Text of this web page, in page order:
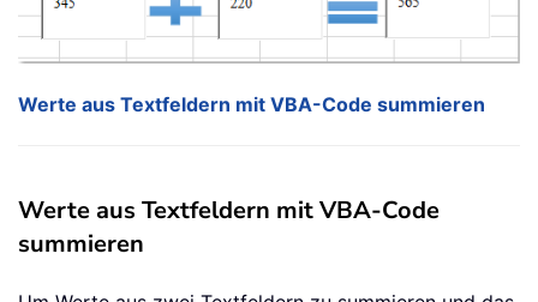
Werte aus Textfeldern mit VBA-Code summieren
Werte aus Textfeldern mit VBA-Code
summieren